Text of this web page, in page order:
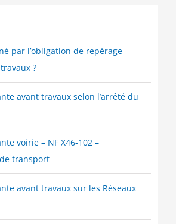
par l’obligation de repérage
?
avant travaux selon l’arrêté du
voirie – NF X46-102 –
transport
avant travaux sur les Réseaux